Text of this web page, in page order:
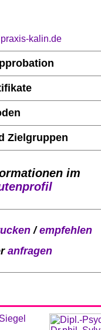
kalin.de
Zielgruppen
im
/empfehlen
anfragen